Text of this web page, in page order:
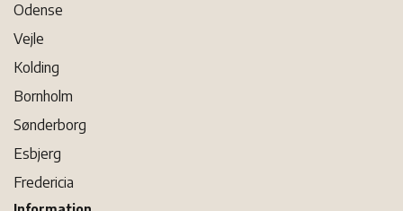
Odense
Vejle
Kolding
Bornholm
Sønderborg
Esbjerg
Fredericia